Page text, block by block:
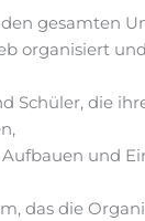
den gesamten
organisiert
Schüler, die
und
das die